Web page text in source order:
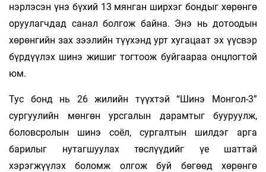
нэрлэсэн үнэ бүхий 13 мянган ширхэг бондыг хөрөнгө
оруулагчдад санал болгож байна. Энэ нь дотоодын
хөрөнгийн зах зээлийн түүхэнд урт хугацаат эх үүсвэр
бүрдүүлэх шинэ жишиг тогтоож буйгаараа онцлогтой
юм.
Тус бонд нь 26 жилийн түүхтэй “Шинэ Монгол-3”
сургуулийн мөнгөн урсгалын дарамтыг бууруулж,
боловсролын шинэ соёл, сургалтын шилдэг арга
барилыг нутагшуулах төслүүдийг үе шаттай
хэрэгжүүлэх боломж олгож буй бөгөөд хөрөнгө